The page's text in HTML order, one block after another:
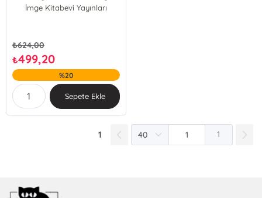
İnceleme
Bülent Yücel
Ali Ersoy Kontacı
İlker Gökhan Şen
Ömer Faruk Gençkaya
Pınar Dikmen
Zülfiye Yılmaz
İmge Kitabevi Yayınları
₺624,00
₺499,20
%20
Sepete Ekle
1 1